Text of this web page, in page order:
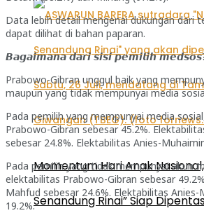
Momentum Hari Anak
Senandung Rinai” Siap
Data lebih detail mengenai dukungan dari
dapat dilihat di bahan paparan.
𝘽𝙖𝙜𝙖𝙞𝙢𝙖𝙣𝙖 𝙙𝙖𝙧𝙞 𝙨𝙞𝙨𝙞 𝙥𝙚𝙢𝙞𝙡𝙞𝙝
Prabowo-Gibran unggul baik yang
maupun yang tidak mempunyai media
Pada pemilih yang mempunyai media
Prabowo-Gibran sebesar 45.2%.
sebesar 24.8%. Elektabilitas Anies-
Pada pemilih yang tidak mempunyai akun
elektabilitas Prabowo-Gibran sebesar
Mahfud sebesar 24.6%. Elektabilitas
19.2%.